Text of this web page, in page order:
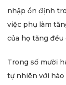
nhập ổn định
việc phụ làm
của họ tăng
Trong số mười
tự nhiên với hào